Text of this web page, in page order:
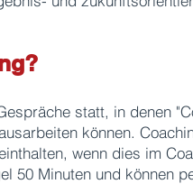
statt, in denen
können.
wenn dies im
50 Minuten und können